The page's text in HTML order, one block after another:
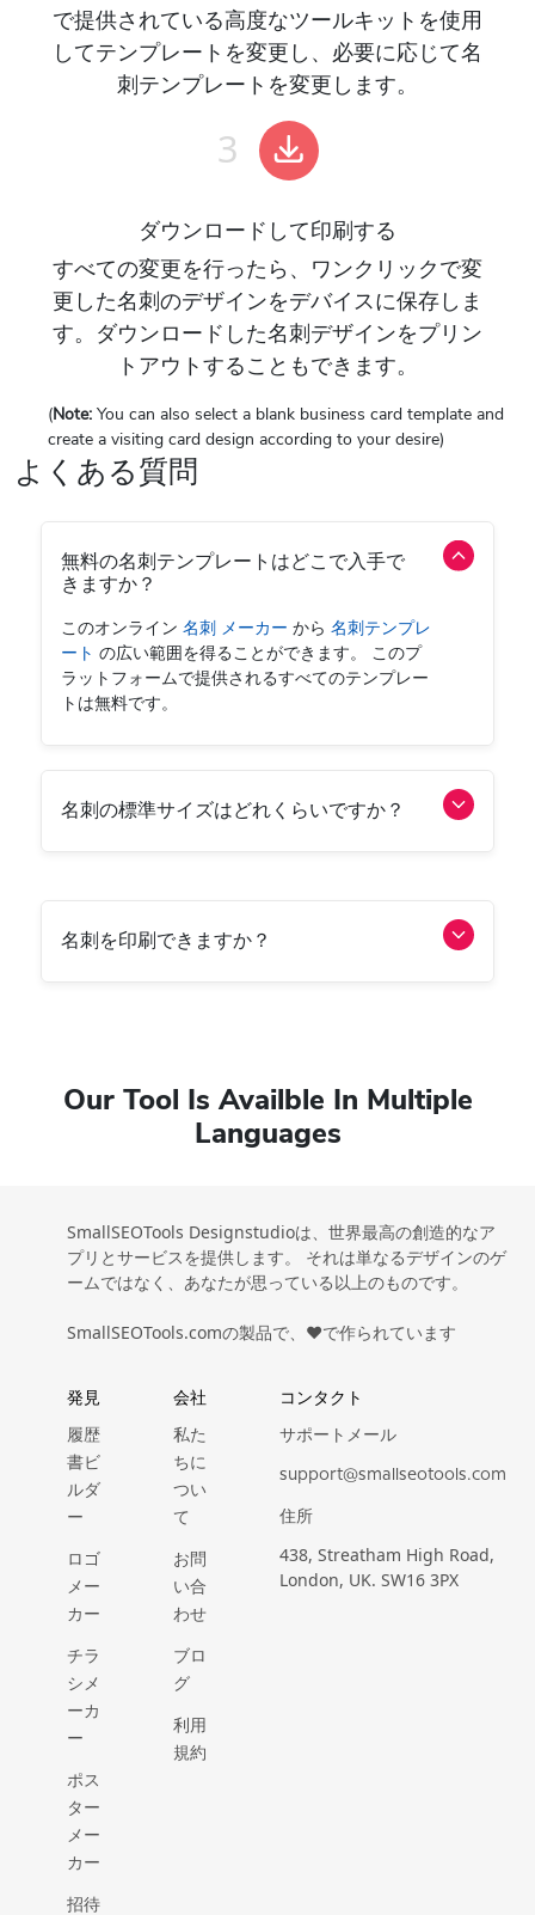
で提供されている高度なツールキットを使用
してテンプレートを変更し、必要に応じて名
刺テンプレートを変更します。
ダウンロードして印刷する
すべての変更を行ったら、ワンクリックで変
更した名刺のデザインをデバイスに保存しま
す。ダウンロードした名刺デザインをプリン
トアウトすることもできます。
(Note: You can also select a blank business card template and
create a visiting card design according to your desire)
よくある質問
無料の名刺テンプレートはどこで入手で
きますか？
このオンライン 名刺 メーカー から 名刺テンプレ
ート の広い範囲を得ることができます。 このプ
ラットフォームで提供されるすべてのテンプレー
トは無料です。
名刺の標準サイズはどれくらいですか？
名刺を印刷できますか？
Our Tool Is Availble In Multiple
Languages
SmallSEOTools Designstudioは、世界最高の創造的なア
プリとサービスを提供します。 それは単なるデザインのゲ
ームではなく、あなたが思っている以上のものです。
SmallSEOTools.comの製品で、❤️で作られています
発見
履歴
書ビ
ルダ
ー
ロゴ
メー
カー
チラ
シメ
ーカ
ー
ポス
ター
メー
カー
招待
会社
私た
ちに
つい
て
お問
い合
わせ
ブロ
グ
利用
規約
コンタクト
サポートメール
support@smallseotools.com
住所
438, Streatham High Road,
London, UK. SW16 3PX